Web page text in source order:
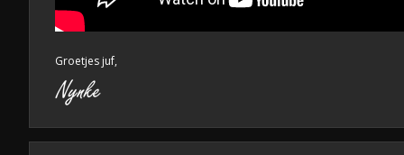
Groetjes juf,